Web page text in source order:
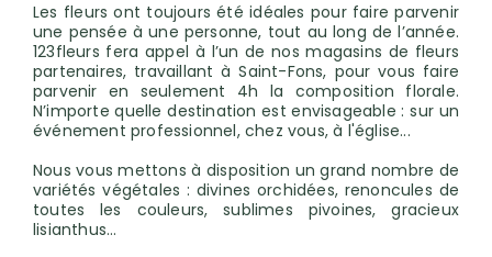
Les fleurs ont toujours été idéales pour faire parvenir
une pensée à une personne, tout au long de l’année.
123fleurs fera appel à l’un de nos magasins de fleurs
partenaires, travaillant à Saint-Fons, pour vous faire
parvenir en seulement 4h la composition florale.
N’importe quelle destination est envisageable : sur un
événement professionnel, chez vous, à l'église...
Nous vous mettons à disposition un grand nombre de
variétés végétales : divines orchidées, renoncules de
toutes les couleurs, sublimes pivoines, gracieux
lisianthus...